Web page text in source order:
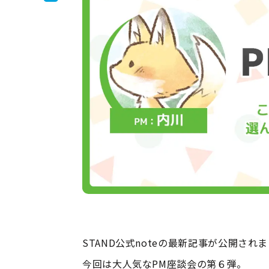
STAND公式noteの最新記事が公開され
今回は大人気なPM座談会の第６弾。